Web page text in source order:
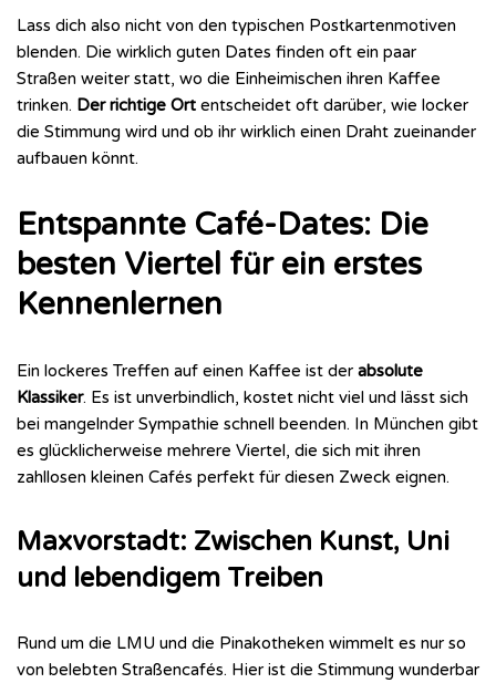
Lass dich also nicht von den typischen Postkartenmotiven
blenden. Die wirklich guten Dates finden oft ein paar
Straßen weiter statt, wo die Einheimischen ihren Kaffee
trinken. Der richtige Ort entscheidet oft darüber, wie locker
die Stimmung wird und ob ihr wirklich einen Draht zueinander
aufbauen könnt.
Entspannte Café-Dates: Die
besten Viertel für ein erstes
Kennenlernen
Ein lockeres Treffen auf einen Kaffee ist der absolute
Klassiker. Es ist unverbindlich, kostet nicht viel und lässt sich
bei mangelnder Sympathie schnell beenden. In München gibt
es glücklicherweise mehrere Viertel, die sich mit ihren
zahllosen kleinen Cafés perfekt für diesen Zweck eignen.
Maxvorstadt: Zwischen Kunst, Uni
und lebendigem Treiben
Rund um die LMU und die Pinakotheken wimmelt es nur so
von belebten Straßencafés. Hier ist die Stimmung wunderbar